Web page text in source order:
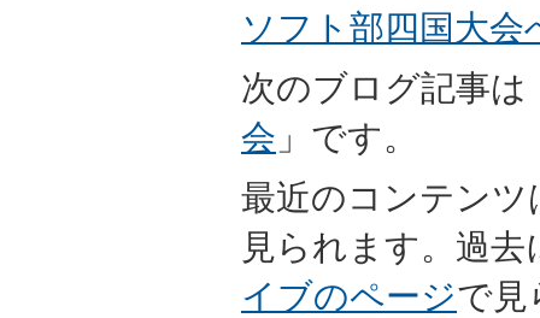
ソフト部四国大会
次のブログ記事は
会 」です。
最近のコンテンツ
見られます。過
イブのページで見